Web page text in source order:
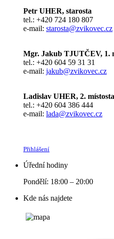
Petr UHER, starosta
tel.: +420 724 180 807
e-mail: starosta@zvikovec.cz
Mgr. Jakub TJUTČEV, 1.
tel.: +420 604 59 31 31
e-mail: jakub@zvikovec.cz
Ladislav UHER, 2.
tel.: +420 604 386 444
e-mail: lada@zvikovec.cz
Přihlášení
Úřední hodiny
Pondělí: 18:00 – 20:00
Kde nás najdete